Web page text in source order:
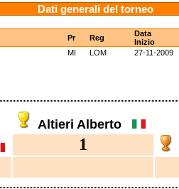
Dati generali del torneo
Pr Reg
Data
Inizio
MI LOM 27-11-2009
Altieri Alberto
1